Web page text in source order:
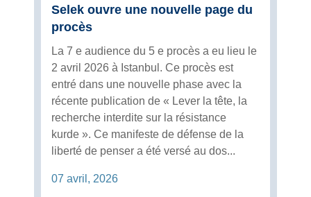
Selek ouvre une nouvelle page du
procès
La 7 e audience du 5 e procès a eu lieu le
2 avril 2026 à Istanbul. Ce procès est
entré dans une nouvelle phase avec la
récente publication de « Lever la tête, la
recherche interdite sur la résistance
kurde ». Ce manifeste de défense de la
liberté de penser a été versé au dos...
07 avril, 2026